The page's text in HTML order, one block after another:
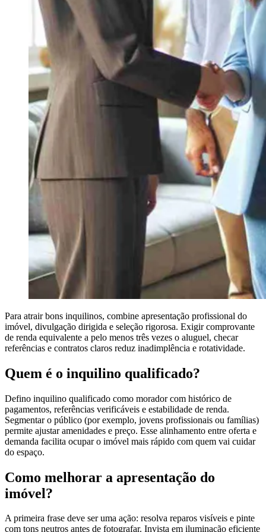
Para atrair bons inquilinos, combine apresentação profissional do
imóvel, divulgação dirigida e seleção rigorosa. Exigir comprovante
de renda equivalente a pelo menos três vezes o aluguel, checar
referências e contratos claros reduz inadimplência e rotatividade.
Quem é o inquilino qualificado?
Defino inquilino qualificado como morador com histórico de
pagamentos, referências verificáveis e estabilidade de renda.
Segmentar o público (por exemplo, jovens profissionais ou famílias)
permite ajustar amenidades e preço. Esse alinhamento entre oferta e
demanda facilita ocupar o imóvel mais rápido com quem vai cuidar
do espaço.
Como melhorar a apresentação do
imóvel?
A primeira frase deve ser uma ação: resolva reparos visíveis e pinte
com tons neutros antes de fotografar. Invista em iluminação eficiente